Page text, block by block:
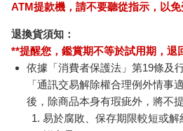
ATM提款機，請不要聽從指示，以免
退換貨須知：
**提醒您，鑑賞期不等於試用期，退
依據「消費者保護法」第19條及
「通訊交易解除權合理例外情事
後，除商品本身有瑕疵外，將不
易於腐敗、保存期限較短或